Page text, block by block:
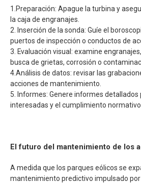
1.Preparación: Apague la turbina y
la caja de engranajes.
2. Inserción de la sonda: Guíe el
puertos de inspección o conductos de
3. Evaluación visual: examine
busca de grietas, corrosión o
4.Análisis de datos: revisar las
acciones de mantenimiento.
5. Informes: Genere informes detallados
interesadas y el cumplimiento normativo.
El futuro del mantenimiento de los
A medida que los parques eólicos se
mantenimiento predictivo impulsado